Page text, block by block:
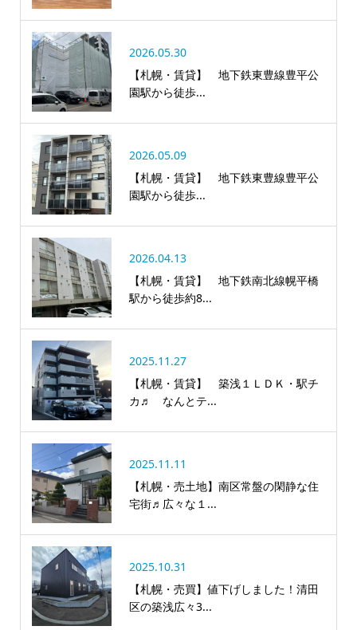
2026.05.30
【札幌・賃貸】 地下鉄東豊線豊平公
園駅から徒歩...
2026.05.09
【札幌・賃貸】 地下鉄東豊線豊平公
園駅から徒歩...
2026.04.13
【札幌・賃貸】 地下鉄南北線幌平橋
駅から徒歩約8...
2025.11.27
【札幌・賃貸】 築浅１ＬＤＫ・駅チ
カ♬ なんとテ...
2025.11.11
【札幌・売土地】南区常盤の閑静な住
宅街♬広々な１...
2025.10.31
【札幌・売買】値下げしました！清田
区の築浅広々3...